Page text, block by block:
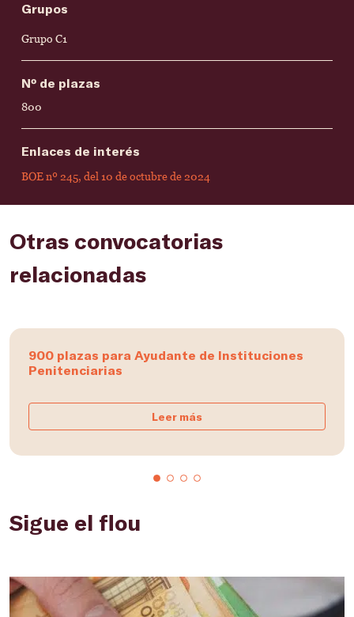
Grupos
Grupo C1
Nº de plazas
800
Enlaces de interés
BOE nº 245, del 10 de octubre de 2024
Otras convocatorias
relacionadas
900 plazas para Ayudante de Instituciones
Penitenciarias
Leer más
Sigue el flou